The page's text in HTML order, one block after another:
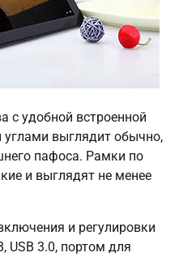
с удобной встроенной
углами выглядит обычно,
пафоса. Рамки по
и выглядят не менее
и регулировки
USB 3.0, портом для